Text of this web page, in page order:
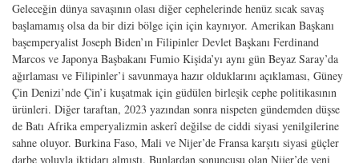
Geleceğin dünya savaşının olası diğer cephelerinde henüz sıcak savaş
başlamamış olsa da bir dizi bölge için için kaynıyor. Amerikan Başkanı
başemperyalist Joseph Biden’ın Filipinler Devlet Başkanı Ferdinand
Marcos ve Japonya Başbakanı Fumio Kişida’yı aynı gün Beyaz Saray’da
ağırlaması ve Filipinler’i savunmaya hazır olduklarını açıklaması, Güney
Çin Denizi’nde Çin’i kuşatmak için güdülen birleşik cephe politikasının
ürünleri. Diğer taraftan, 2023 yazından sonra nispeten gündemden düşse
de Batı Afrika emperyalizmin askerî değilse de ciddi siyasi yenilgilerine
sahne oluyor. Burkina Faso, Mali ve Nijer’de Fransa karşıtı siyasi güçler
darbe yoluyla iktidarı almıştı. Bunlardan sonuncusu olan Nijer’de yeni